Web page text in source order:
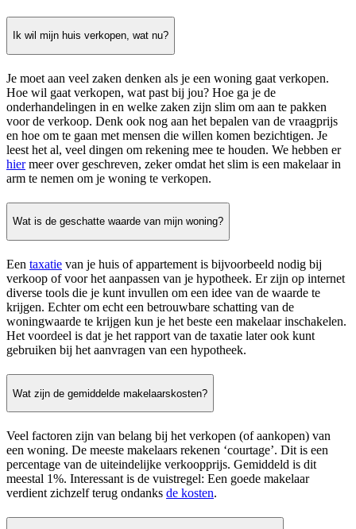
Ik wil mijn huis verkopen, wat nu?
Je moet aan veel zaken denken als je een woning gaat verkopen.
Hoe wil gaat verkopen, wat past bij jou? Hoe ga je de
onderhandelingen in en welke zaken zijn slim om aan te pakken
voor de verkoop. Denk ook nog aan het bepalen van de vraagprijs
en hoe om te gaan met mensen die willen komen bezichtigen. Je
leest het al, veel dingen om rekening mee te houden. We hebben er
hiermeer over geschreven, zeker omdat het slim is een makelaar in
arm te nemen om je woning te verkopen.
Wat is de geschatte waarde van mijn woning?
Een taxatie van je huis of appartement is bijvoorbeeld nodig bij
verkoop of voor het aanpassen van je hypotheek. Er zijn op internet
diverse tools die je kunt invullen om een idee van de waarde te
krijgen. Echter om echt een betrouwbare schatting van de
woningwaarde te krijgen kun je het beste een makelaar inschakelen.
Het voordeel is dat je het rapport van de taxatie later ook kunt
gebruiken bij het aanvragen van een hypotheek.
Wat zijn de gemiddelde makelaarskosten?
Veel factoren zijn van belang bij het verkopen (of aankopen) van
een woning. De meeste makelaars rekenen ‘courtage’. Dit is een
percentage van de uiteindelijke verkoopprijs. Gemiddeld is dit
meestal 1%. Interessant is de vuistregel: Een goede makelaar
verdient zichzelf terug ondanks de kosten.